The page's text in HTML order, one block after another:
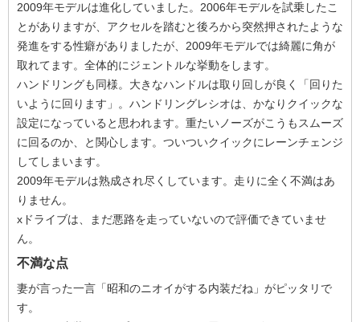
2009年モデルは進化していました。2006年モデルを試乗したこ
とがありますが、アクセルを踏むと後ろから突然押されたような
発進をする性癖がありましたが、2009年モデルでは綺麗に角が
取れてます。全体的にジェントルな挙動をします。
ハンドリングも同様。大きなハンドルは取り回しが良く「回りた
いように回ります」。ハンドリングレシオは、かなりクイックな
設定になっていると思われます。重たいノーズがこうもスムーズ
に回るのか、と関心します。ついついクイックにレーンチェンジ
してしまいます。
2009年モデルは熟成され尽くしています。走りに全く不満はあ
りません。
xドライブは、まだ悪路を走っていないので評価できていませ
ん。
不満な点
妻が言った一言「昭和のニオイがする内装だね」がピッタリで
す。